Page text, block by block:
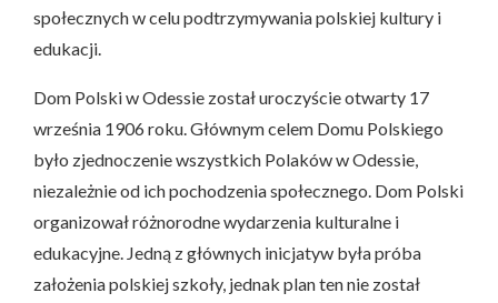
społecznych w celu podtrzymywania polskiej kultury i
edukacji.
Dom Polski w Odessie został uroczyście otwarty 17
września 1906 roku. Głównym celem Domu Polskiego
było zjednoczenie wszystkich Polaków w Odessie,
niezależnie od ich pochodzenia społecznego. Dom Polski
organizował różnorodne wydarzenia kulturalne i
edukacyjne. Jedną z głównych inicjatyw była próba
założenia polskiej szkoły, jednak plan ten nie został